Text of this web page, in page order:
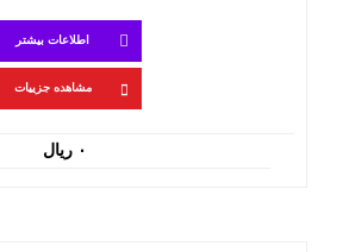
اطلاعات بیشتر
مشاهده جزییات
۰ ریال